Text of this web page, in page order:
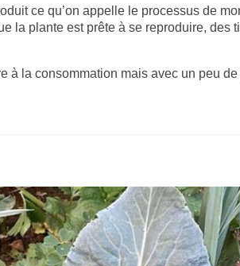
ce qu’on appelle le processus de
la plante est prête à se reproduire, des
la consommation mais avec un peu